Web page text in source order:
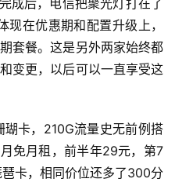
成后，电信把聚光灯打在了
在优惠期和配置升级上，
套餐。这是另外两家始终都
变更，以后可以一直享受这
瑚卡，210G流量史无前例搭
免月租，前半年29元，第7
卡，相同价位还多了300分